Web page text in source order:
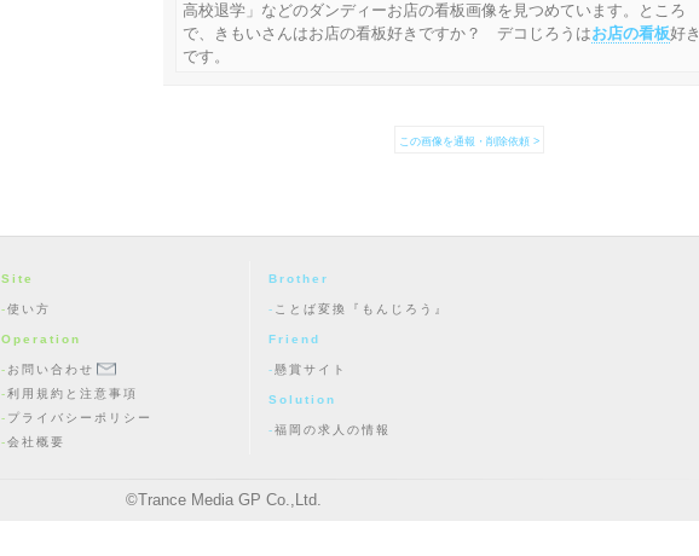
高校退学」などのダンディーお店の看板画像を見つめています。ところ
で、きもいさんはお店の看板好きですか？ デコじろうはお店の看板好き
です。
この画像を通報・削除依頼 >
Site
使い方
Operation
お問い合わせ
利用規約と注意事項
プライバシーポリシー
会社概要
Brother
ことば変換『もんじろう』
Friend
懸賞サイト
Solution
福岡の求人の情報
©Trance Media GP Co.,Ltd.